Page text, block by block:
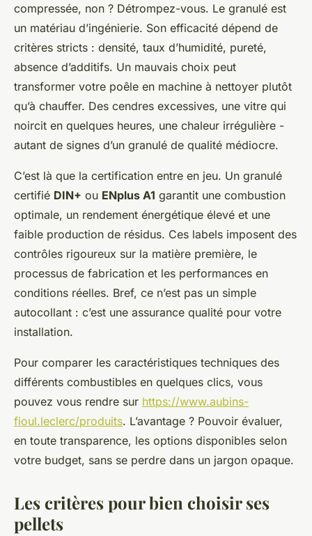
compressée, non ? Détrompez-vous. Le granulé est
un matériau d’ingénierie. Son efficacité dépend de
critères stricts : densité, taux d’humidité, pureté,
absence d’additifs. Un mauvais choix peut
transformer votre poêle en machine à nettoyer plutôt
qu’à chauffer. Des cendres excessives, une vitre qui
noircit en quelques heures, une chaleur irrégulière -
autant de signes d’un granulé de qualité médiocre.
C’est là que la certification entre en jeu. Un granulé
certifié DIN+ ou ENplus A1 garantit une combustion
optimale, un rendement énergétique élevé et une
faible production de résidus. Ces labels imposent des
contrôles rigoureux sur la matière première, le
processus de fabrication et les performances en
conditions réelles. Bref, ce n’est pas un simple
autocollant : c’est une assurance qualité pour votre
installation.
Pour comparer les caractéristiques techniques des
différents combustibles en quelques clics, vous
pouvez vous rendre sur https://www.aubins-
fioul.leclerc/produits. L’avantage ? Pouvoir évaluer,
en toute transparence, les options disponibles selon
votre budget, sans se perdre dans un jargon opaque.
Les critères pour bien choisir ses
pellets